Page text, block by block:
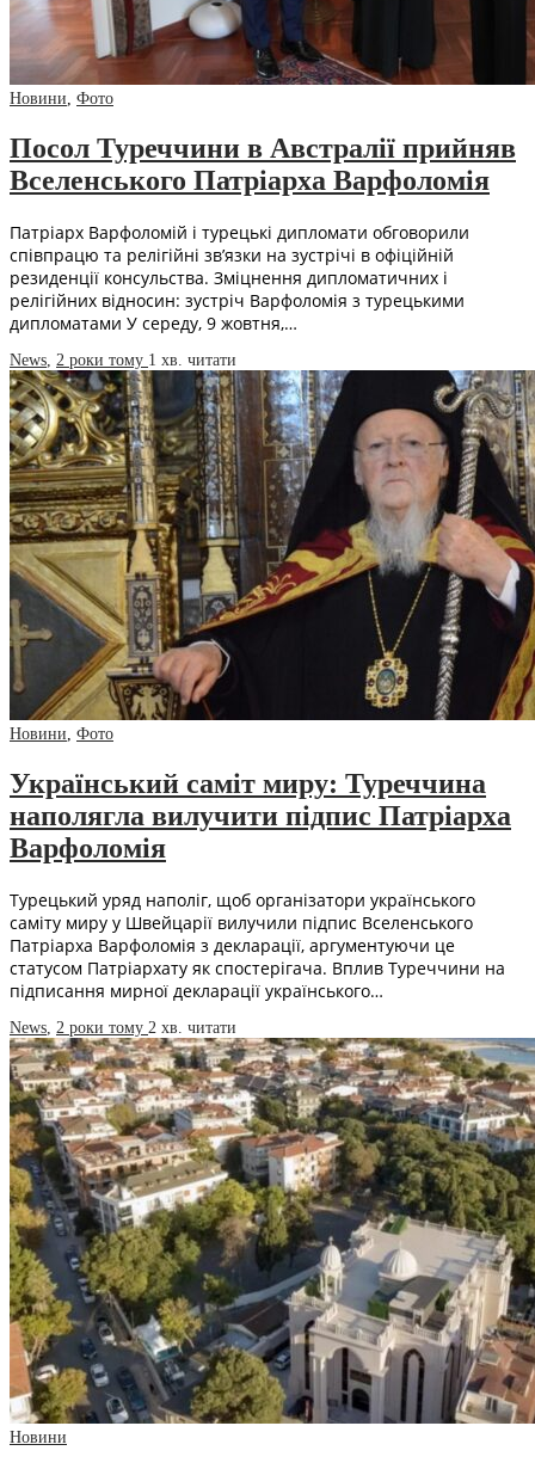
Новини, Фото
Посол Туреччини в Австралії прийняв
Вселенського Патріарха Варфоломія
Патріарх Варфоломій і турецькі дипломати обговорили
співпрацю та релігійні зв’язки на зустрічі в офіційній
резиденції консульства. Зміцнення дипломатичних і
релігійних відносин: зустріч Варфоломія з турецькими
дипломатами У середу, 9 жовтня,…
News 2 роки тому 1 хв. читати
Новини Фото
Український саміт миру: Туреччина
наполягла вилучити підпис Патріарха
Варфоломія
Турецький уряд наполіг, щоб організатори українського
саміту миру у Швейцарії вилучили підпис Вселенського
Патріарха Варфоломія з декларації, аргументуючи це
статусом Патріархату як спостерігача. Вплив Туреччини на
підписання мирної декларації українського…
News 2 роки тому 2 хв. читати
Новини